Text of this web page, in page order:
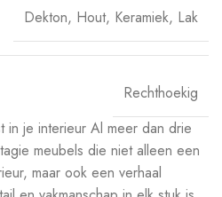
Dekton, Hout, Keramiek, Lak
Rechthoekig
in je interieur Al meer dan drie
meubels die niet alleen een
maar ook een verhaal